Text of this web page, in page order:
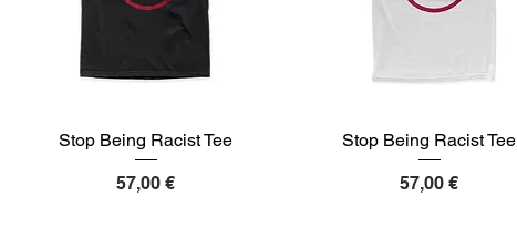
Stop Being Racist Tee
Preis
57,00 €
Stop Being Racist Tee
Preis
57,00 €